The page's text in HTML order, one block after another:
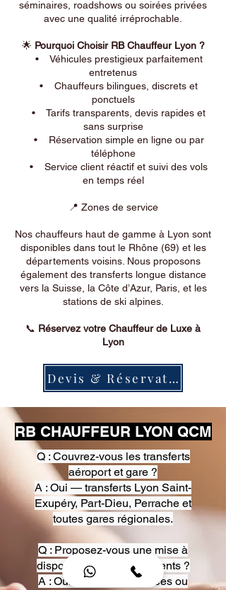
séminaires, roadshows ou soirées privées
avec une qualité irréprochable.
🌟 Pourquoi Choisir RB Chauffeur Lyon ?
• Véhicules prestigieux parfaitement
entretenus
• Chauffeurs bilingues, discrets et
ponctuels
• Tarifs transparents, devis rapides et
sans surprise
• Réservation simple en ligne ou par
téléphone
• Service client réactif et suivi des vols
en temps réel
📍 Zones de service
Nos chauffeurs haut de gamme à Lyon sont
disponibles dans tout le Rhône (69) et les
départements voisins. Nous proposons
également des transferts longue distance
vers la Suisse, la Côte d’Azur, Paris, et les
stations de ski alpines.
📞 Réservez votre Chauffeur de Luxe à
Lyon
Devis & Réservation
RB CHAUFFEUR LYON QCM
Q : Couvrez-vous les transferts
aéroport et gare ?
A : Oui — transferts Lyon Saint-
Exupéry, Part-Dieu, Perrache et
toutes gares régionales.
Q : Proposez-vous une mise à
disposition pour événements ?
A : Oui — heures, journées ou